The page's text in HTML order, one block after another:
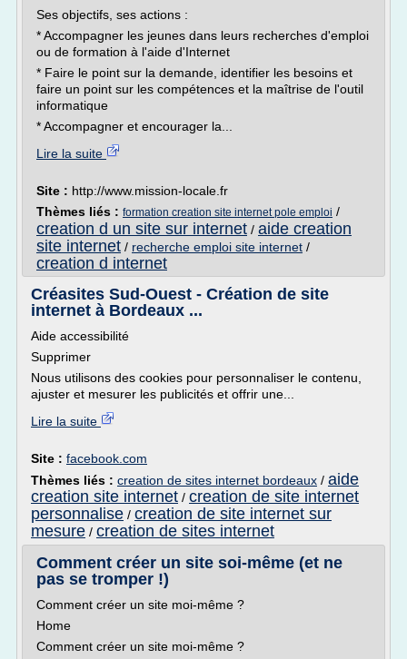
Ses objectifs, ses actions :
* Accompagner les jeunes dans leurs recherches d'emploi
ou de formation à l'aide d'Internet
* Faire le point sur la demande, identifier les besoins et
faire un point sur les compétences et la maîtrise de l'outil
informatique
* Accompagner et encourager la...
Lire la suite
Site : http://www.mission-locale.fr
Thèmes liés : formation creation site internet pole emploi /
creation d un site sur internet / aide creation
site internet / recherche emploi site internet /
creation d internet
Créasites Sud-Ouest - Création de site
internet à Bordeaux ...
Aide accessibilité
Supprimer
Nous utilisons des cookies pour personnaliser le contenu,
ajuster et mesurer les publicités et offrir une...
Lire la suite
Site : facebook.com
Thèmes liés : creation de sites internet bordeaux / aide
creation site internet / creation de site internet
personnalise / creation de site internet sur
mesure / creation de sites internet
Comment créer un site soi-même (et ne
pas se tromper !)
Comment créer un site moi-même ?
Home
Comment créer un site moi-même ?